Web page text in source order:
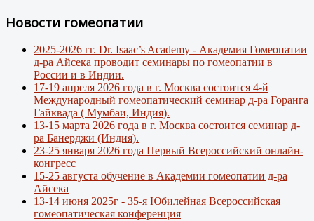
Новости гомеопатии
2025-2026 гг. Dr. Isaac’s Academy - Академия Гомеопатии
д-ра Айсека проводит семинары по гомеопатии в
России и в Индии.
17-19 апреля 2026 года в г. Москва состоится 4-й
Международный гомеопатический семинар д-ра Горанга
Гайквада ( Мумбаи, Индия).
13-15 марта 2026 года в г. Москва состоится семинар д-
ра Банерджи (Индия).
23-25 января 2026 года Первый Всероссийский онлайн-
конгресс
15-25 августа обучение в Академии гомеопатии д-ра
Айсека
13-14 июня 2025г - 35-я Юбилейная Всероссийская
гомеопатическая конференция